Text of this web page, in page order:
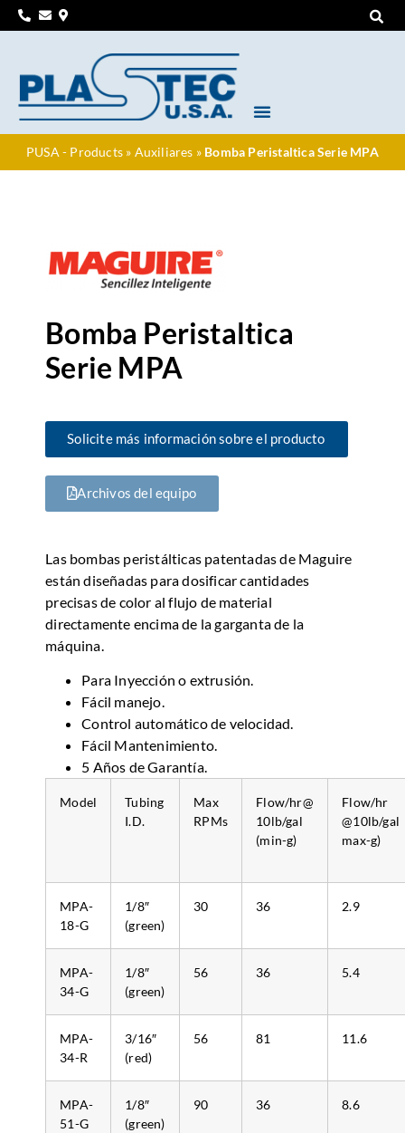
PUSA - Products » Auxiliares » Bomba Peristaltica Serie MPA
Bomba Peristaltica
Serie MPA
Solicite más información sobre el producto
Archivos del equipo
Las bombas peristálticas patentadas de Maguire
están diseñadas para dosificar cantidades
precisas de color al flujo de material
directamente encima de la garganta de la
máquina.
Para Inyección o extrusión.
Fácil manejo.
Control automático de velocidad.
Fácil Mantenimiento.
5 Años de Garantía.
Model
Tubing
I.D.
Max
RPMs
Flow/hr@
10lb/gal
(min-g)
Flow/hr
@10lb/gal
max-g)
MPA-
18-G
1/8″
(green)
30 36 2.9
MPA-
34-G
1/8″
(green)
56 36 5.4
MPA-
34-R
3/16″
(red)
56 81 11.6
MPA-
51-G
1/8″
(green)
90 36 8.6